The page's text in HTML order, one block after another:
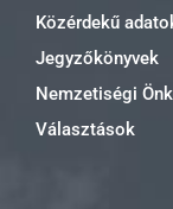
Közérdekű
Jegyzőkönyvek
Nemzetiségi
Választások